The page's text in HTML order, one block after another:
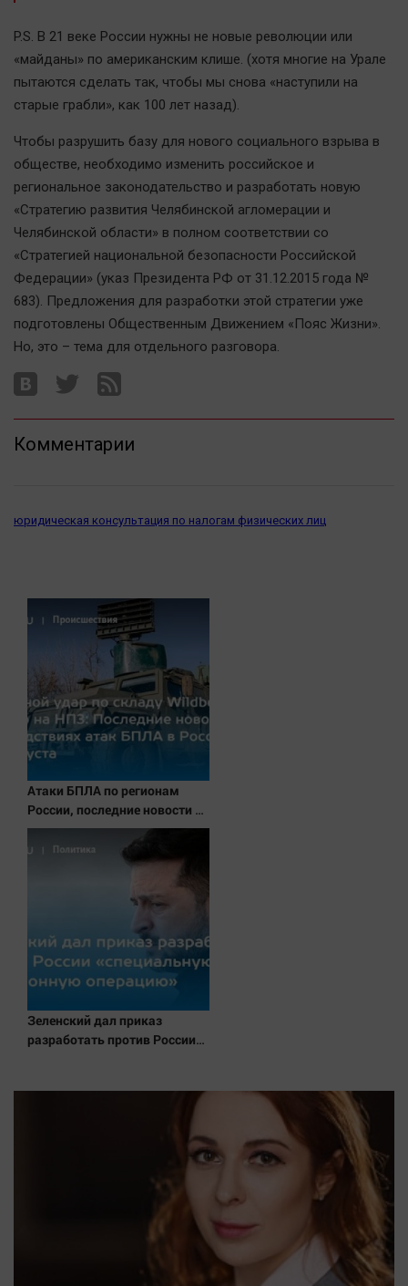
P.S. В 21 веке России нужны не новые революции или
«майданы» по американским клише. (хотя многие на Урале
пытаются сделать так, чтобы мы снова «наступили на
старые грабли», как 100 лет назад).
Чтобы разрушить базу для нового социального взрыва в
обществе, необходимо изменить российское и
региональное законодательство и разработать новую
«Стратегию развития Челябинской агломерации и
Челябинской области» в полном соответствии со
«Стратегией национальной безопасности Российской
Федерации» (указ Президента РФ от 31.12.2015 года №
683). Предложения для разработки этой стратегии уже
подготовлены Общественным Движением «Пояс Жизни».
Но, это – тема для отдельного разговора.
Комментарии
юридическая консультация по налогам физических лиц
Атаки БПЛА по регионам
России, последние новости на
7 августа 2026: последствия,
атаки на склады Wildberries,
состояние пострадавших
Зеленский дал приказ
разработать против России